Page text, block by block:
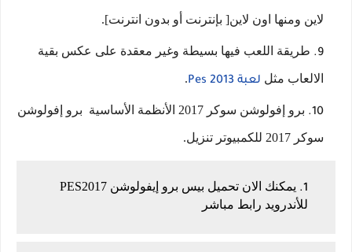
لاين ومنها اون لاين[ بإنترنت أو بدون انترنت].
طريقة اللعب فيها بسيطة وغير معقدة على عكس بقية
الالعاب مثل لعبة Pes 2013 .
برو إفولوشن سوكر 2017 الأنظمة الأساسية برو إفولوشن
سوكر 2017 للكمبيوتر تنزيل.
يمكنك الان تحميل بيس برو إيفولوشن PES2017
للأندرويد رابط مباشر